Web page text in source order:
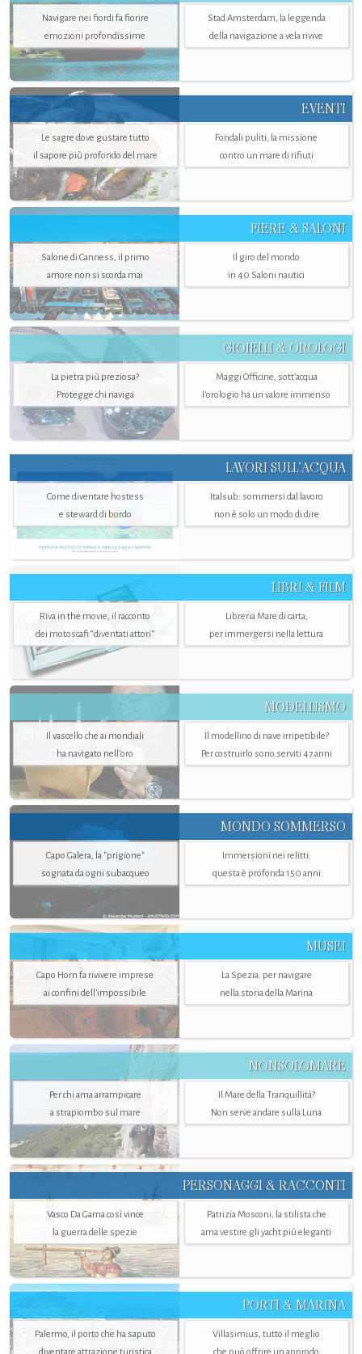
Navigare nei fiordi fa fiorire
emozioni profondissime
Stad Amsterdam, la leggenda
della navigazione a vela rivive
EVENTI
Le sagre dove gustare tutto
il sapore più profondo del mare
Fondali puliti, la missione
contro un mare di rifiuti
FIERE & SALONI
Salone di Canness, il primo
amore non si scorda mai
Il giro del mondo
in 40 Saloni nautici
GIOIELLI & OROLOGI
La pietra più preziosa?
Protegge chi naviga
Maggi Officine, sott’acqua
l'orologio ha un valore immenso
LAVORI SULL’ACQUA
Come diventare hostess
e steward di bordo
Italsub: sommersi dal lavoro
non è solo un modo di dire
LIBRI & FILM
Riva in the movie, il racconto
dei motoscafi “diventati attori”
Libreria Mare di carta,
per immergersi nella lettura
MODELLISMO
Il vascello che ai mondiali
ha navigato nell’oro
Il modellino di nave irripetibile?
Per costruirlo sono serviti 47 anni
MONDO SOMMERSO
Capo Galera, la "prigione"
sognata da ogni subacqueo
Immersioni nei relitti:
questa è profonda 150 anni
MUSEI
Capo Horn fa rivivere imprese
ai confini dell’impossibile
La Spezia. per navigare
nella storia della Marina
NONSOLOMARE
Per chi ama arrampicare
a strapiombo sul mare
Il Mare della Tranquillità?
Non serve andare sulla Luna
PERSONAGGI & RACCONTI
Vasco Da Gama così vince
la guerra delle spezie
Patrizia Mosconi, la stilista che
ama vestire gli yacht più eleganti
PORTI & MARINA
Palermo, il porto che ha saputo
Villasimius, tutto il meglio